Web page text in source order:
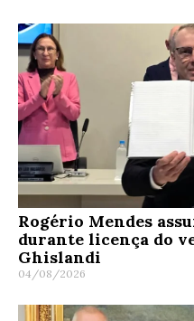
Rogério Mendes
durante licença do
Ghislandi
04/08/2026